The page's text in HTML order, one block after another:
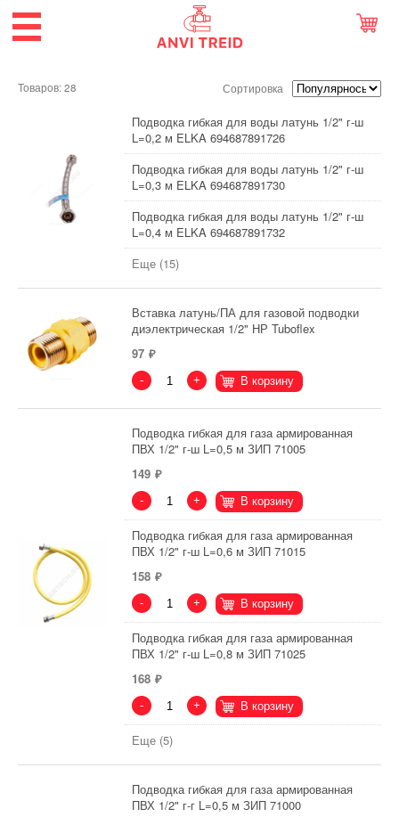
Товаров: 28 Сортировка
Подводка гибкая для воды латунь 1/2" г-ш
L=0,2 м ELKA 694687891726
Подводка гибкая для воды латунь 1/2" г-ш
L=0,3 м ELKA 694687891730
Подводка гибкая для воды латунь 1/2" г-ш
L=0,4 м ELKA 694687891732
Еще (15)
Вставка латунь/ПА для газовой подводки
диэлектрическая 1/2" НР Tuboflex
97
- + В корзину
Подводка гибкая для газа армированная
ПВХ 1/2" г-ш L=0,5 м ЗИП 71005
149
- + В корзину
Подводка гибкая для газа армированная
ПВХ 1/2" г-ш L=0,6 м ЗИП 71015
158
- + В корзину
Подводка гибкая для газа армированная
ПВХ 1/2" г-ш L=0,8 м ЗИП 71025
168
- + В корзину
Еще (5)
Подводка гибкая для газа армированная
ПВХ 1/2" г-г L=0,5 м ЗИП 71000